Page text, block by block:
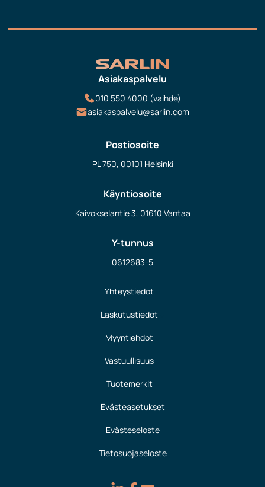
Asiakaspalvelu
010 550 4000 (vaihde)
asiakaspalvelu@sarlin.com
Postiosoite
PL 750, 00101 Helsinki
Käyntiosoite
Kaivokselantie 3, 01610 Vantaa
Y-tunnus
0612683-5
Yhteystiedot
Laskutustiedot
Myyntiehdot
Vastuullisuus
Tuotemerkit
Evästeasetukset
Evästeseloste
Tietosuojaseloste